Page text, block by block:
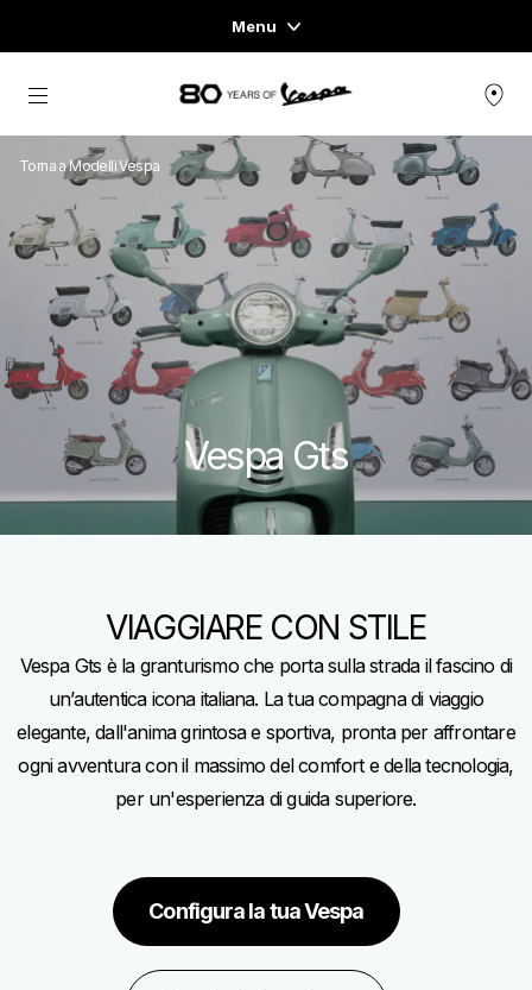
Menu
Home
GAMMA VEICOLI
ABBIGLIAMENTO E LIFESTYLE
ESPERIENZE
CONCEPT STORE
Vai al contenuto principale
Torna a Modelli Vespa
Vespa Gts
VIAGGIARE CON STILE
Vespa Gts è la granturismo che porta sulla strada il fascino di
un’autentica icona italiana. La tua compagna di viaggio
elegante, dall'anima grintosa e sportiva, pronta per affrontare
ogni avventura con il massimo del comfort e della tecnologia,
per un'esperienza di guida superiore.
Configura la tua Vespa